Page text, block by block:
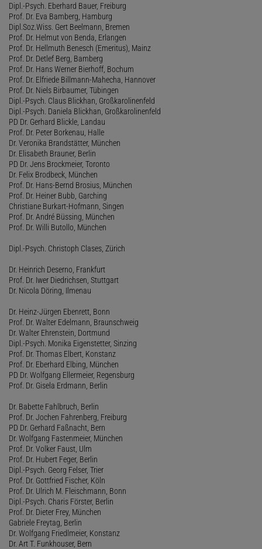
Dipl.-Psych. Eberhard Bauer, Freiburg
Prof. Dr. Eva Bamberg, Hamburg
Dipl.Soz.Wiss. Gert Beelmann, Bremen
Prof. Dr. Helmut von Benda, Erlangen
Prof. Dr. Hellmuth Benesch (Emeritus), Mainz
Prof. Dr. Detlef Berg, Bamberg
Prof. Dr. Hans Werner Bierhoff, Bochum
Prof. Dr. Elfriede Billmann-Mahecha, Hannover
Prof. Dr. Niels Birbaumer, Tübingen
Dipl.-Psych. Claus Blickhan, Großkarolinenfeld
Dipl.-Psych. Daniela Blickhan, Großkarolinenfeld
PD Dr. Gerhard Blickle, Landau
Prof. Dr. Peter Borkenau, Halle
Dr. Veronika Brandstätter, München
Dr. Elisabeth Brauner, Berlin
PD Dr. Jens Brockmeier, Toronto
Dr. Felix Brodbeck, München
Prof. Dr. Hans-Bernd Brosius, München
Prof. Dr. Heiner Bubb, Garching
Christiane Burkart-Hofmann, Singen
Prof. Dr. André Büssing, München
Prof. Dr. Willi Butollo, München
Dipl.-Psych. Christoph Clases, Zürich
Dr. Heinrich Deserno, Frankfurt
Prof. Dr. Iwer Diedrichsen, Stuttgart
Dr. Nicola Döring, Ilmenau
Dr. Heinz-Jürgen Ebenrett, Bonn
Prof. Dr. Walter Edelmann, Braunschweig
Dr. Walter Ehrenstein, Dortmund
Dipl.-Psych. Monika Eigenstetter, Sinzing
Prof. Dr. Thomas Elbert, Konstanz
Prof. Dr. Eberhard Elbing, München
PD Dr. Wolfgang Ellermeier, Regensburg
Prof. Dr. Gisela Erdmann, Berlin
Dr. Babette Fahlbruch, Berlin
Prof. Dr. Jochen Fahrenberg, Freiburg
PD Dr. Gerhard Faßnacht, Bern
Dr. Wolfgang Fastenmeier, München
Prof. Dr. Volker Faust, Ulm
Prof. Dr. Hubert Feger, Berlin
Dipl.-Psych. Georg Felser, Trier
Prof. Dr. Gottfried Fischer, Köln
Prof. Dr. Ulrich M. Fleischmann, Bonn
Dipl.-Psych. Charis Förster, Berlin
Prof. Dr. Dieter Frey, München
Gabriele Freytag, Berlin
Dr. Wolfgang Friedlmeier, Konstanz
Dr. Art T. Funkhouser, Bern